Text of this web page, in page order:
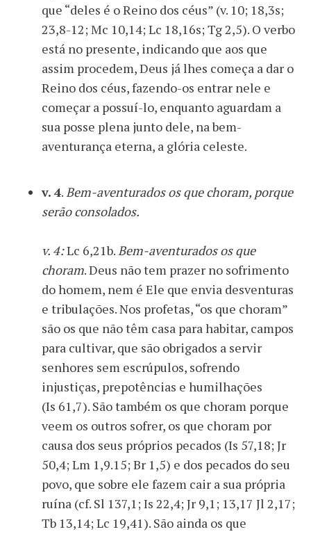
que “deles é o Reino dos céus” (v. 10; 18,3s;
23,8-12; Mc 10,14; Lc 18,16s; Tg 2,5). O verbo
está no presente, indicando que aos que
assim procedem, Deus já lhes começa a dar o
Reino dos céus, fazendo-os entrar nele e
começar a possuí-lo, enquanto aguardam a
sua posse plena junto dele, na bem-
aventurança eterna, a glória celeste.
v. 4.Bem-aventurados os que choram, porque
serão consolados.
v. 4:Lc 6,21b.Bem-aventurados os que
choram. Deus não tem prazer no sofrimento
do homem, nem é Ele que envia desventuras
e tribulações. Nos profetas, “os que choram”
são os que não têm casa para habitar, campos
para cultivar, que são obrigados a servir
senhores sem escrúpulos, sofrendo
injustiças, prepotências e humilhações
(Is 61,7). São também os que choram porque
veem os outros sofrer, os que choram por
causa dos seus próprios pecados (Is 57,18; Jr
50,4; Lm 1,9.15; Br 1,5) e dos pecados do seu
povo, que sobre ele fazem cair a sua própria
ruína (cf. Sl 137,1; Is 22,4; Jr 9,1; 13,17 Jl 2,17;
Tb 13,14; Lc 19,41). São ainda os que